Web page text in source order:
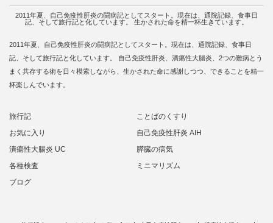
2011年夏、自己免疫性肝炎の闘病記としてスタート。現在は、通院記録、食事日
記、そして旅行記と化しています。 生かされた命を精一杯生きています。
2011年夏、自己免疫性肝炎の闘病記としてスタート。現在は、通院記録、食事日
記、そして旅行記と化しています。 自己免疫性肝炎、潰瘍性大腸炎、2つの難病とう
まく共存する術を日々模索しながら、生かされた命に感謝しつつ、できることを精一
杯楽しんでいます。
旅行記
ことばのくすり
お気に入り
自己免疫性肝炎 AIH
潰瘍性大腸炎 UC
膵臓の病気
各種検査
ミニマリズム
ブログ